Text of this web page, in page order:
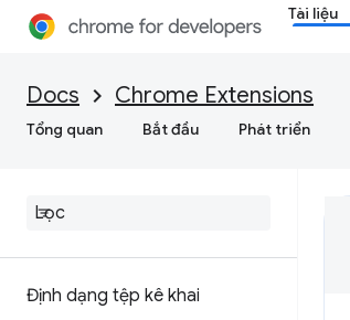
Tài liệu
Docs Chrome Extensions
Tổng quan Bắt đầu Phát triển
Định dạng tệp kê khai